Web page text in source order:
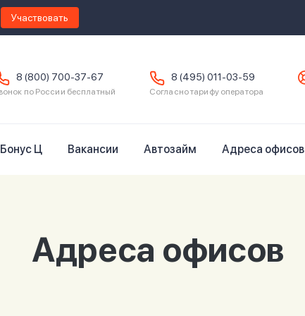
Участвовать
8 (800) 700-37-67
по России бесплатный
8 (495) 011-03-59
Согласно тарифу оператора
Бонус Ц Вакансии Автозайм Адреса офисов
Адреса офисов